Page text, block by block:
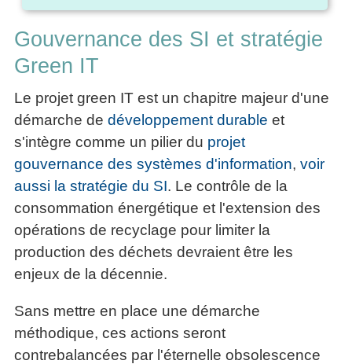
Gouvernance des SI et stratégie
Green IT
Le projet green IT est un chapitre majeur d'une
démarche de développement durable et
s'intègre comme un pilier du projet
gouvernance des systèmes d'information, voir
aussi la stratégie du SI. Le contrôle de la
consommation énergétique et l'extension des
opérations de recyclage pour limiter la
production des déchets devraient être les
enjeux de la décennie.
Sans mettre en place une démarche
méthodique, ces actions seront
contrebalancées par l'éternelle obsolescence